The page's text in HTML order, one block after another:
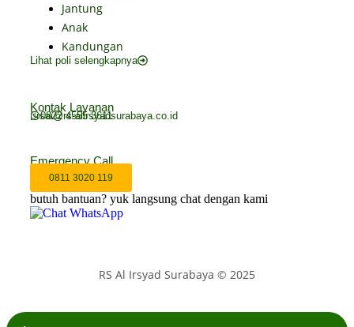
Jantung
Anak
Kandungan
Lihat poli selengkapnya
Kontak Layanan
0822 4555 3611
rsai@rs-alirsyadsurabaya.co.id
Emergency Call
0811 3020 119
butuh bantuan? yuk langsung chat dengan kami
RS Al Irsyad Surabaya © 2025